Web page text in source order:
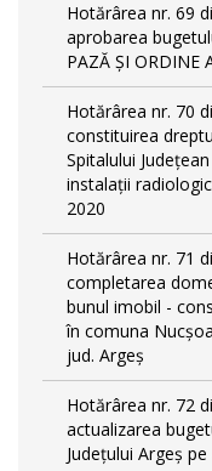
Hotărârea nr. 69
aprobarea
PAZĂ ȘI ORDINE
Hotărârea nr. 70
constituirea
Spitalului
instalații
2020
Hotărârea nr. 71
completarea
bunul imobil -
în comuna
jud. Argeș
Hotărârea nr. 72
actualizarea
Județului Argeș